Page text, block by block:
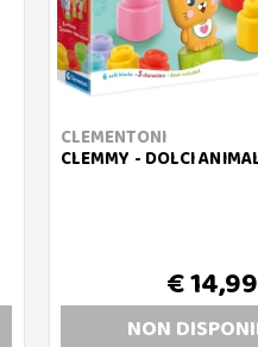
CLEMENTONI
CLEMMY - DOLCI
€ 14,99
NON DISP